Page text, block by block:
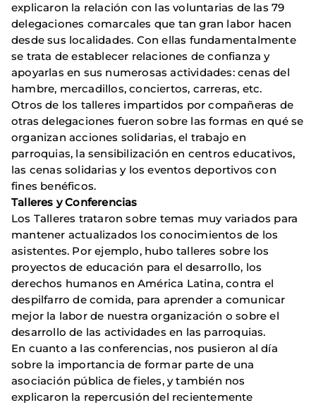
explicaron la relación con las voluntarias de las 79
delegaciones comarcales que tan gran labor hacen
desde sus localidades. Con ellas fundamentalmente
se trata de establecer relaciones de confianza y
apoyarlas en sus numerosas actividades: cenas del
hambre, mercadillos, conciertos, carreras, etc.
Otros de los talleres impartidos por compañeras de
otras delegaciones fueron sobre las formas en qué se
organizan acciones solidarias, el trabajo en
parroquias, la sensibilización en centros educativos,
las cenas solidarias y los eventos deportivos con
fines benéficos.
Talleres y Conferencias
Los Talleres trataron sobre temas muy variados para
mantener actualizados los conocimientos de los
asistentes. Por ejemplo, hubo talleres sobre los
proyectos de educación para el desarrollo, los
derechos humanos en América Latina, contra el
despilfarro de comida, para aprender a comunicar
mejor la labor de nuestra organización o sobre el
desarrollo de las actividades en las parroquias.
En cuanto a las conferencias, nos pusieron al día
sobre la importancia de formar parte de una
asociación pública de fieles, y también nos
explicaron la repercusión del recientemente